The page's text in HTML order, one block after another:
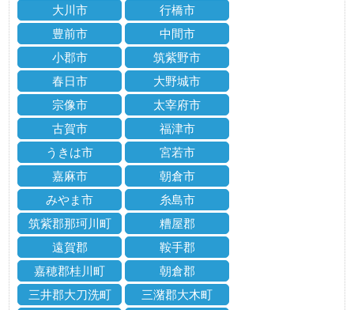
大川市
行橋市
豊前市
中間市
小郡市
筑紫野市
春日市
大野城市
宗像市
太宰府市
古賀市
福津市
うきは市
宮若市
嘉麻市
朝倉市
みやま市
糸島市
筑紫郡那珂川町
糟屋郡
遠賀郡
鞍手郡
嘉穂郡桂川町
朝倉郡
三井郡大刀洗町
三潴郡大木町